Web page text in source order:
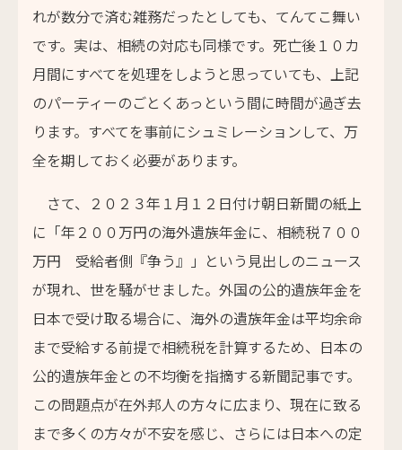
れが数分で済む雑務だったとしても、てんてこ舞い
です。実は、相続の対応も同様です。死亡後１０カ
月間にすべてを処理をしようと思っていても、上記
のパーティーのごとくあっという間に時間が過ぎ去
ります。すべてを事前にシュミレーションして、万
全を期しておく必要があります。
さて、２０２３年１月１２日付け朝日新聞の紙上
に「年２００万円の海外遺族年金に、相続税７００
万円 受給者側『争う』」という見出しのニュース
が現れ、世を騒がせました。外国の公的遺族年金を
日本で受け取る場合に、海外の遺族年金は平均余命
まで受給する前提で相続税を計算するため、日本の
公的遺族年金との不均衡を指摘する新聞記事です。
この問題点が在外邦人の方々に広まり、現在に致る
まで多くの方々が不安を感じ、さらには日本への定